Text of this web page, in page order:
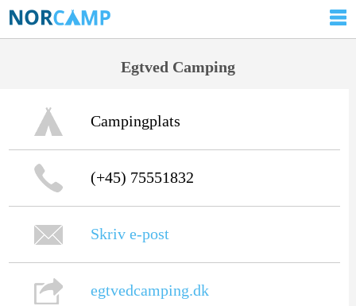
Egtved Camping
Campingplats
(+45) 75551832
Skriv e-post
egtvedcamping.dk